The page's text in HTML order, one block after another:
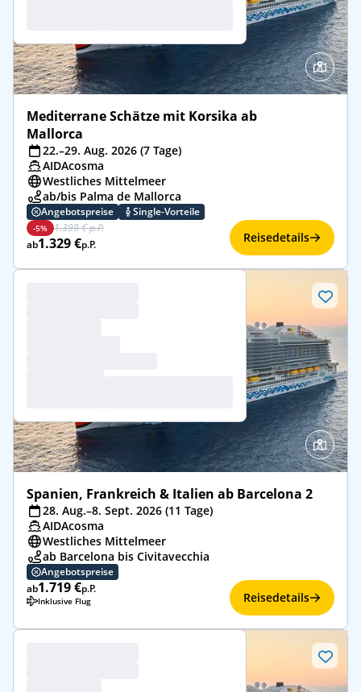
Mediterrane Schätze mit Korsika ab
Mallorca
22.–29. Aug. 2026 (7 Tage)
AIDAcosma
Westliches Mittelmeer
ab/bis Palma de Mallorca
Angebotspreise Single-Vorteile
-5% 1.399 € p.P.
ab1.329 €p.P. Reisedetails
Spanien, Frankreich & Italien ab Barcelona 2
28. Aug.–8. Sept. 2026 (11 Tage)
AIDAcosma
Westliches Mittelmeer
ab Barcelona bis Civitavecchia
Angebotspreise
ab1.719 €p.P.
Inklusive Flug Reisedetails